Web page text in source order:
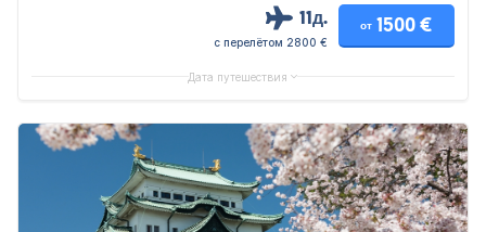
11д.
с перелётом 2800 €
от 1500 €
Дата путешествия